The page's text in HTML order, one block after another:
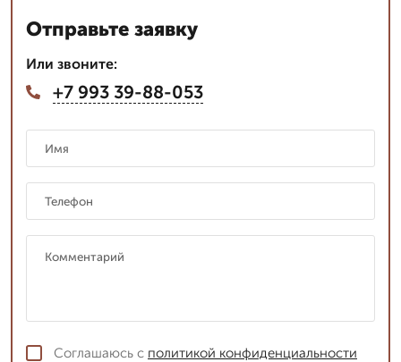
Отправьте заявку
Или звоните:
+7 993 39-88-053
Соглашаюсь с политикой конфиденциальности